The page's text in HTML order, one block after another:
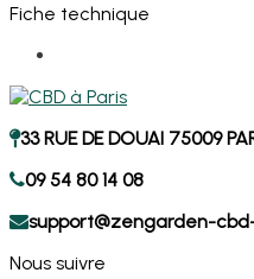
Fiche technique
33 RUE DE DOUAI 75009
09 54 80 14 08
support@zengarden-
Nous suivre